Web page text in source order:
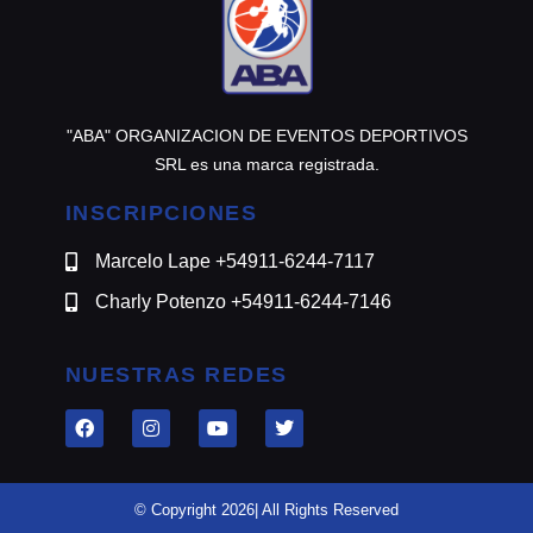
"ABA" ORGANIZACION DE EVENTOS DEPORTIVOS
SRL es una marca registrada.
INSCRIPCIONES
Marcelo Lape +54911-6244-7117
Charly Potenzo +54911-6244-7146
NUESTRAS REDES
© Copyright 2026| All Rights Reserved